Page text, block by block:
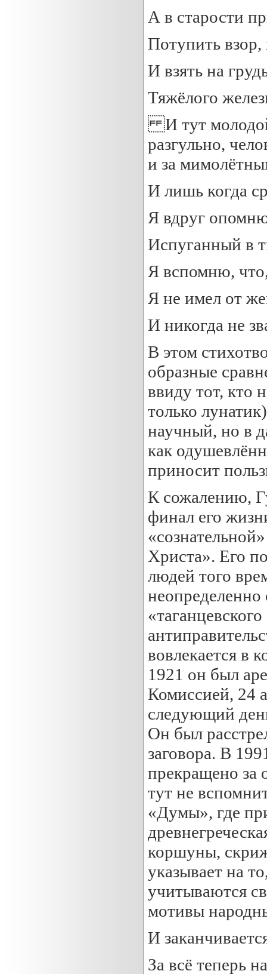
А в старости
Потупить
И взять на
Тяжёлого
И тут молодой
разгульно,
и за
И лишь когда
Я вдруг
Испуганный в
Я вспомню,
Я не имел от
И никогда не
В этом
образные
ввиду тот, кто
только
научный, но в
как
приносит
К сожалению,
финал его
Христа». Его
людей того
неопределенно
вовлекается в
1921 он был
Комиссией, 24
следующий
Он был
заговора. В
прекращено за
тут не
«Думы», где
коршуны,
указывает на
учитываются
мотивы
И
За всё теперь